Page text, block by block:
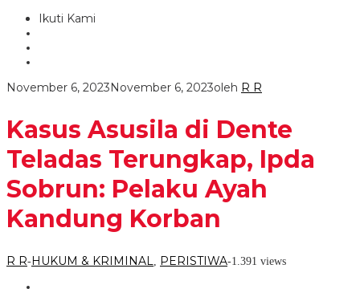
Ikuti Kami
November 6, 2023November 6, 2023oleh R R
Kasus Asusila di Dente
Teladas Terungkap, Ipda
Sobrun: Pelaku Ayah
Kandung Korban
R R-HUKUM & KRIMINAL PERISTIWA-1.391 views